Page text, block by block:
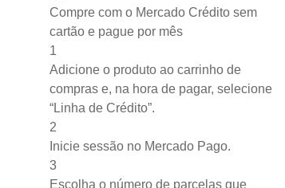
Compre com o Mercado Crédito sem
cartão e pague por mês
1
Adicione o produto ao carrinho de
compras e, na hora de pagar, selecione
“Linha de Crédito”.
2
Inicie sessão no Mercado Pago.
3
Escolha o número de parcelas que